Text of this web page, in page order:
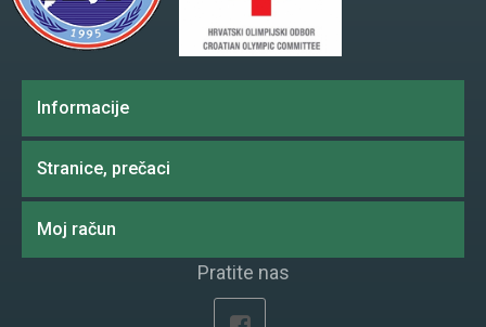
Informacije
Stranice, prečaci
Moj račun
Pratite nas